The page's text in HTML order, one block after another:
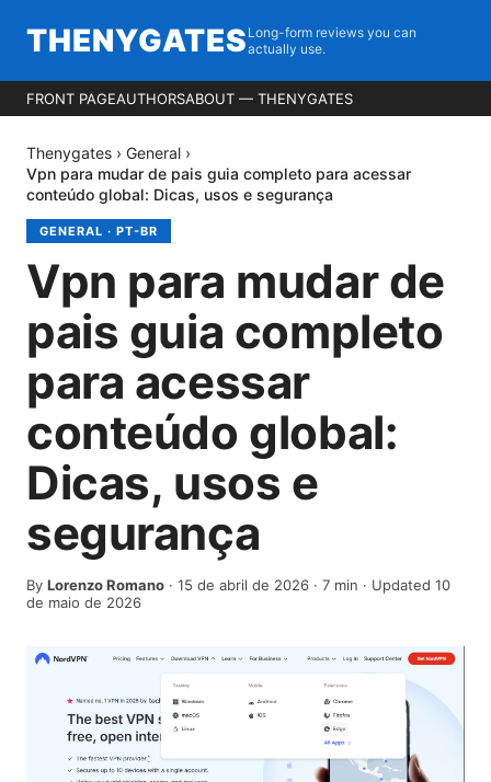
THENYGATES Long-form reviews you can
actually use.
FRONT PAGEAUTHORSABOUT — THENYGATES
Thenygates › General ›
Vpn para mudar de pais guia completo para acessar
conteúdo global: Dicas, usos e segurança
GENERAL · PT-BR
Vpn para mudar de
pais guia completo
para acessar
conteúdo global:
Dicas, usos e
segurança
By Lorenzo Romano · 15 de abril de 2026 · 7 min · Updated 10
de maio de 2026